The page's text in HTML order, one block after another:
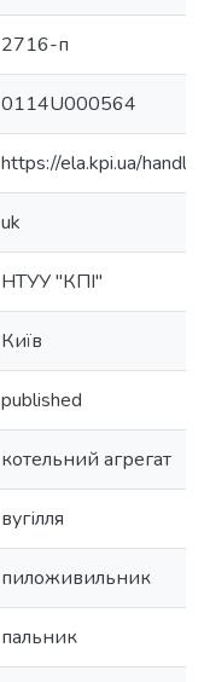
2716-п
0114U000564
https://ela.kpi.ua/
uk
НТУУ "КПІ"
Київ
published
котельний агрегат
вугілля
пиложивильник
пальник